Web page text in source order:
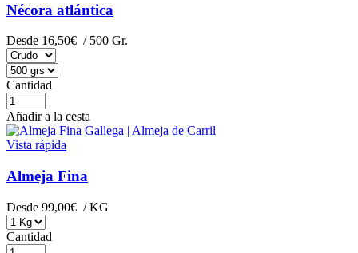
Nécora atlántica
Desde 16,50€ / 500 Gr.
Cantidad
Añadir a la cesta
Vista rápida
Almeja Fina
Desde 99,00€ / KG
Cantidad